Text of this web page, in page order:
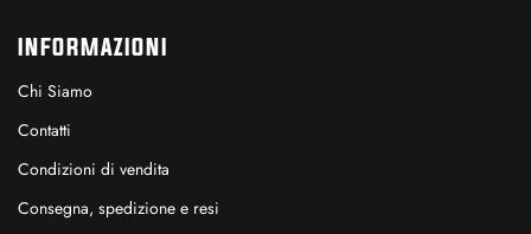
INFORMAZIONI
Chi Siamo
Contatti
Condizioni di vendita
Consegna, spedizione e resi